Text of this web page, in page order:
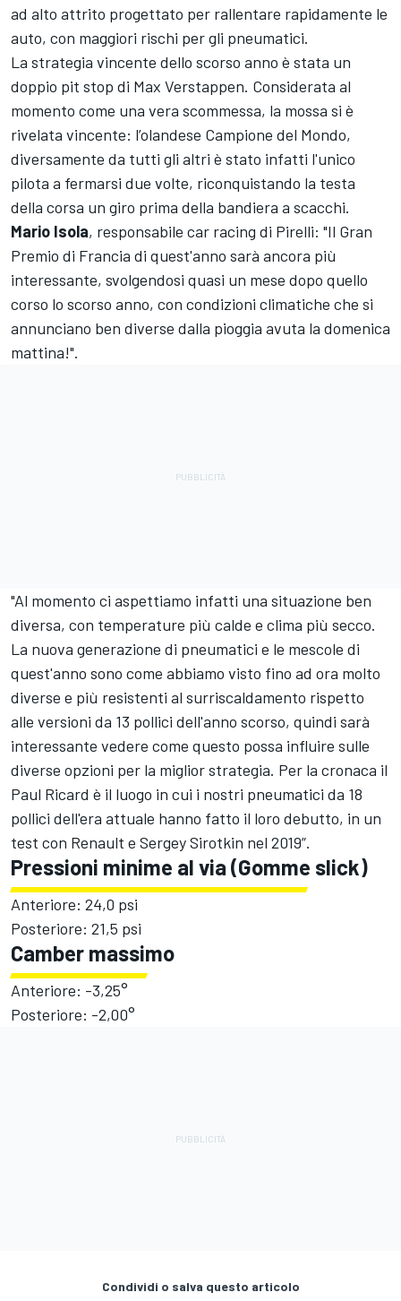
ad alto attrito progettato per rallentare rapidamente le
auto, con maggiori rischi per gli pneumatici.
La strategia vincente dello scorso anno è stata un
doppio pit stop di Max Verstappen. Considerata al
momento come una vera scommessa, la mossa si è
rivelata vincente: l’olandese Campione del Mondo,
diversamente da tutti gli altri è stato infatti l'unico
pilota a fermarsi due volte, riconquistando la testa
della corsa un giro prima della bandiera a scacchi.
Mario Isola, responsabile car racing di Pirelli: "Il Gran
Premio di Francia di quest'anno sarà ancora più
interessante, svolgendosi quasi un mese dopo quello
corso lo scorso anno, con condizioni climatiche che si
annunciano ben diverse dalla pioggia avuta la domenica
mattina!".
"Al momento ci aspettiamo infatti una situazione ben
diversa, con temperature più calde e clima più secco.
La nuova generazione di pneumatici e le mescole di
quest'anno sono come abbiamo visto fino ad ora molto
diverse e più resistenti al surriscaldamento rispetto
alle versioni da 13 pollici dell'anno scorso, quindi sarà
interessante vedere come questo possa influire sulle
diverse opzioni per la miglior strategia. Per la cronaca il
Paul Ricard è il luogo in cui i nostri pneumatici da 18
pollici dell'era attuale hanno fatto il loro debutto, in un
test con Renault e Sergey Sirotkin nel 2019”.
Pressioni minime al via (Gomme slick)
Anteriore: 24,0 psi
Posteriore: 21,5 psi
Camber massimo
Anteriore: -3,25°
Posteriore: -2,00°
Condividi o salva questo articolo